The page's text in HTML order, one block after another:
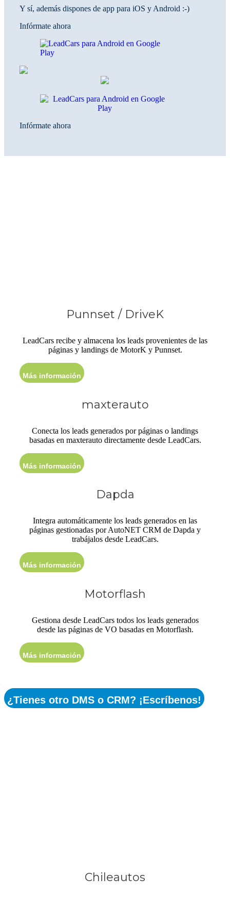
Y sí, además dispones de app para iOS y Android :-)
Infórmate ahora
Infórmate ahora
Punnset / DriveK
LeadCars recibe y almacena los leads provenientes de las
páginas y landings de MotorK y Punnset.
Más información
maxterauto
Conecta los leads generados por páginas o landings
basadas en maxterauto directamente desde LeadCars.
Más información
Dapda
Integra automáticamente los leads generados en las
páginas gestionadas por AutoNET CRM de Dapda y
trabájalos desde LeadCars.
Más información
Motorflash
Gestiona desde LeadCars todos los leads generados
desde las páginas de VO basadas en Motorflash.
Más información
¿Tienes otro DMS o CRM? ¡Escríbenos!
Chileautos